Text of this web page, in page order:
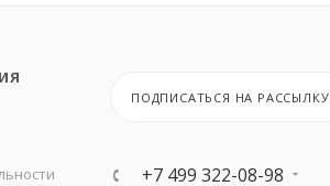
ПОДПИСАТЬСЯ НА РАССЫЛКУ
+7 499 322-08-98